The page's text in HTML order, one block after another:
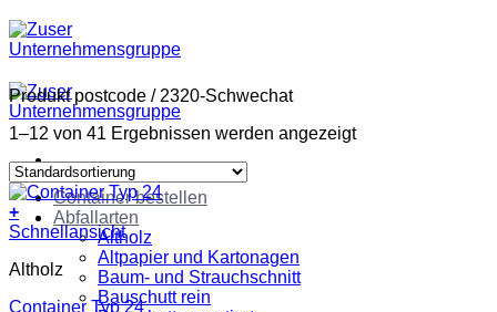
Zum
Inhalt
springen
Container bestellen
Abfallarten
Altholz
Altpapier und Kartonagen
Baum- und Strauchschnitt
Bauschutt rein
Produkt postcode /2320-Schwechat
1–12 von 41 Ergebnissen werden angezeigt
+
Schnellansicht
Altholz
Container Typ 24